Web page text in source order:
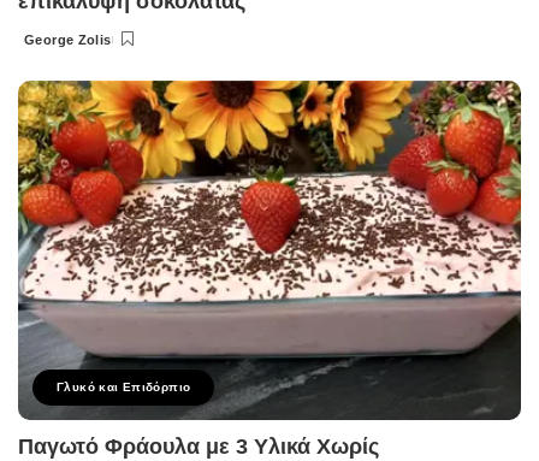
Posted
George Zolis
Γλυκό και Επιδόρπιο
Παγωτό Φράουλα με 3 Υλικά Χωρίς